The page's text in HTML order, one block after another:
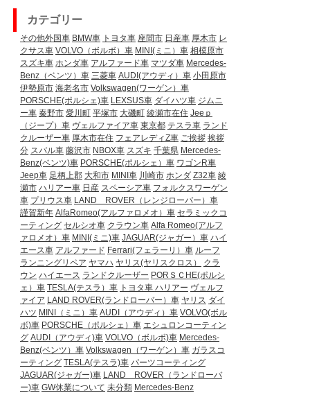
カテゴリー
その他外国車 BMW車 トヨタ車 座間市 日産車 厚木市 レ
クサス車 VOLVO（ボルボ）車 MINI(ミニ）車 相模原市
スズキ車 ホンダ車 アルファード車 マツダ車 Mercedes-
Benz（ベンツ）車 三菱車 AUDI(アウディ）車 小田原市
伊勢原市 海老名市 Volkswagen(ワーゲン）車
PORSCHE(ポルシェ)車 LEXSUS車 ダイハツ車 ジムニ
ー車 秦野市 愛川町 平塚市 大磯町 綾瀬市在住 Jeeｐ
（ジープ）車 ヴェルファイア車 東京都 テスラ車 ランド
クルーザー車 厚木市在住 フェアレディZ車 ご挨拶 挨拶
分 スバル車 藤沢市 NBOX車 スズキ 千葉県 Mercedes-
Benz(ベンツ)車 PORSCHE(ポルシェ）車 ワゴンR車
Jeep車 足柄上郡 大和市 MINI車 川崎市 ホンダ Z32車 綾
瀬市 ハリアー車 日産 スペーシア車 フォルクスワーゲン
車 プリウス車 LAND ROVER（レンジローバー）車
謹賀新年 AlfaRomeo(アルファロメオ）車 セラミックコ
ーティング セルシオ車 クラウン車 Alfa Romeo(アルフ
ァロメオ）車 MINI(ミニ)車 JAGUAR(ジャガー）車 ハイ
エース車 アルファード Ferrari(フェラーリ）車 ルーフ
ランニングリペア ヤマハ ヤリス(ヤリスクロス）
クラ
ウン ハイエース ランドクルーザー PORＳＣHE(ポルシ
ェ）車 TESLA(テスラ）車 トヨタ車 ハリアー ヴェルフ
ァイア LAND ROVER(ランドローバー）車 ヤリス ダイ
ハツ MINI（ミニ）車 AUDI（アウディ）車 VOLVO(ボル
ボ)車 PORSCHE（ポルシェ）車 エシュロンコーティン
グ AUDI（アウディ)車 VOLVO（ボルボ)車 Mercedes-
Benz(ベンツ）車 Volkswagen（ワーゲン）車 ガラスコ
ーティング TESLA(テスラ)車 パーツコーティング
JAGUAR(ジャガー)車 LAND ROVER（ランドローバ
ー)車 GW休業について 未分類 Mercedes-Benz